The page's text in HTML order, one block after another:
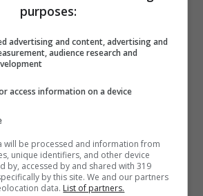
è un altra storia che vi
Devo stare attenta pun
con la dx. Giorno 3
punti cosi sono pronta per
del PET e TAC. Cosi
fare qualche trattamento
sapere se soni ancora in
purposes:
advertising and content, advertising and
audience research and
access information on a device
will be processed and information from
unique identifiers, and other device
by, accessed by and shared with 319
by this site. We and our partners
data. List of partners.